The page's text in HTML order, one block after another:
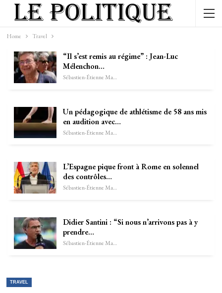
Home Travel
“Il s’est remis au régime” : Jean-Luc
Mélenchon…
Sébastien-Étienne Marechal
Un pédagogique de athlétisme de 58 ans mis
en audition avec…
Sébastien-Étienne Marechal
L’Espagne pique front à Rome en solennel
des contrôles…
Sébastien-Étienne Marechal
Didier Santini : “Si nous n’arrivons pas à y
prendre…
Sébastien-Étienne Marechal
TRAVEL